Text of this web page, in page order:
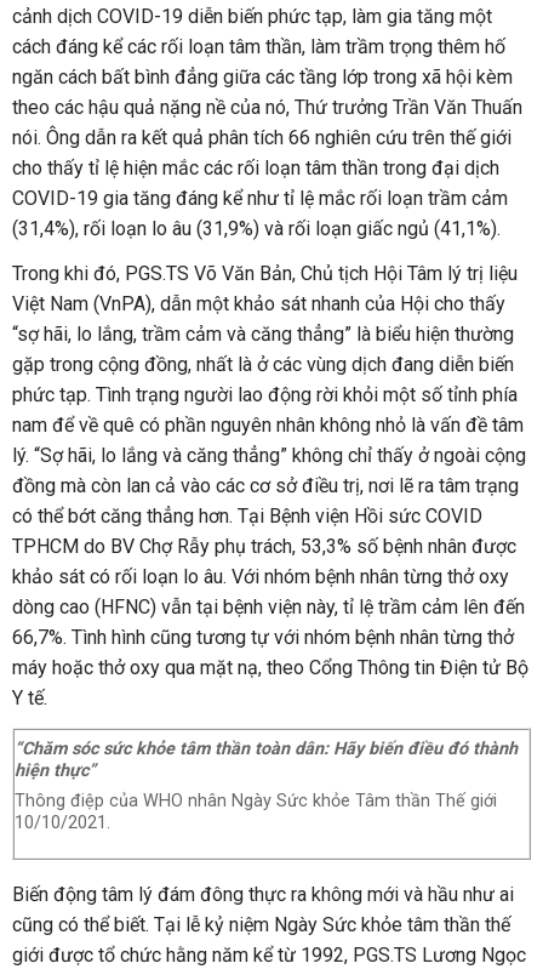
cảnh dịch COVID-19 diễn biến phức tạp, làm gia tăng một
cách đáng kể các rối loạn tâm thần, làm trầm trọng thêm hố
ngăn cách bất bình đẳng giữa các tầng lớp trong xã hội kèm
theo các hậu quả nặng nề của nó, Thứ trưởng Trần Văn Thuấn
nói. Ông dẫn ra kết quả phân tích 66 nghiên cứu trên thế giới
cho thấy tỉ lệ hiện mắc các rối loạn tâm thần trong đại dịch
COVID-19 gia tăng đáng kể như tỉ lệ mắc rối loạn trầm cảm
(31,4%), rối loạn lo âu (31,9%) và rối loạn giấc ngủ (41,1%).
Trong khi đó, PGS.TS Võ Văn Bản, Chủ tịch Hội Tâm lý trị liệu
Việt Nam (VnPA), dẫn một khảo sát nhanh của Hội cho thấy
“sợ hãi, lo lắng, trầm cảm và căng thẳng” là biểu hiện thường
gặp trong cộng đồng, nhất là ở các vùng dịch đang diễn biến
phức tạp. Tình trạng người lao động rời khỏi một số tỉnh phía
nam để về quê có phần nguyên nhân không nhỏ là vấn đề tâm
lý. “Sợ hãi, lo lắng và căng thẳng” không chỉ thấy ở ngoài cộng
đồng mà còn lan cả vào các cơ sở điều trị, nơi lẽ ra tâm trạng
có thể bớt căng thẳng hơn. Tại Bệnh viện Hồi sức COVID
TPHCM do BV Chợ Rẫy phụ trách, 53,3% số bệnh nhân được
khảo sát có rối loạn lo âu. Với nhóm bệnh nhân từng thở oxy
dòng cao (HFNC) vẫn tại bệnh viện này, tỉ lệ trầm cảm lên đến
66,7%. Tình hình cũng tương tự với nhóm bệnh nhân từng thở
máy hoặc thở oxy qua mặt nạ, theo Cổng Thông tin Điện tử Bộ
Y tế.
“Chăm sóc sức khỏe tâm thần toàn dân: Hãy biến điều đó thành
hiện thực”
Thông điệp của WHO nhân Ngày Sức khỏe Tâm thần Thế giới
10/10/2021.
Biến động tâm lý đám đông thực ra không mới và hầu như ai
cũng có thể biết. Tại lễ kỷ niệm Ngày Sức khỏe tâm thần thế
giới được tổ chức hằng năm kể từ 1992, PGS.TS Lương Ngọc